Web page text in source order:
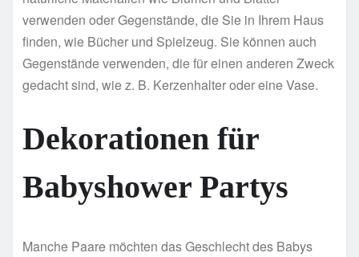
verwenden oder Gegenstände, die Sie in Ihrem Haus
finden, wie Bücher und Spielzeug. Sie können auch
Gegenstände verwenden, die für einen anderen Zweck
gedacht sind, wie z. B. Kerzenhalter oder eine Vase.
Dekorationen für
Babyshower Partys
Manche Paare möchten das Geschlecht des Babys